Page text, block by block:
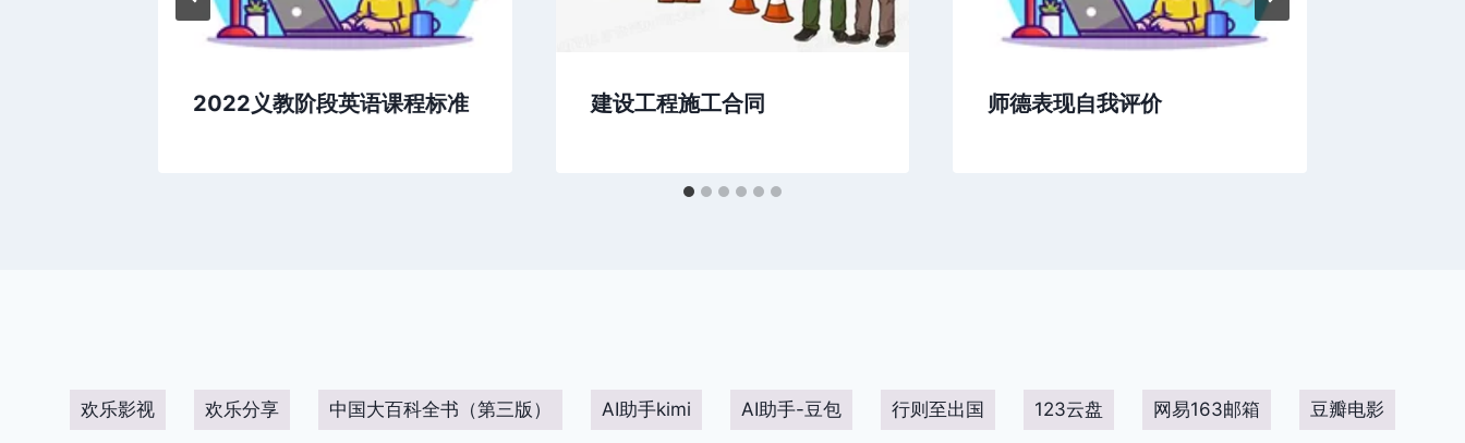
2022义教阶段英语课程标准 建设工程施工合同 师德表现自我评价
欢乐影视 欢乐分享 中国大百科全书（第三版） AI助手kimi AI助手-豆包 行则至出国 123云盘 网易163邮箱 豆瓣电影